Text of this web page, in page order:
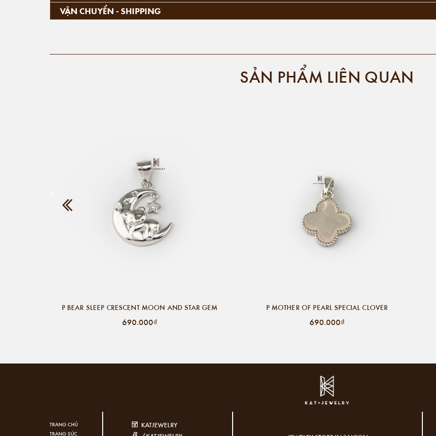
VẬN CHUYỂN - SHIPPING
SẢN PHẨM LIÊN QUAN
P BEAR SLEEP CRESCENT MOON AND STAR GEM
690.000₫
P MOTHER OF PEARL SPECIAL CLOVER
690.000₫
TRANG CHỦ
TRANG SỨC
KATJEWELRY